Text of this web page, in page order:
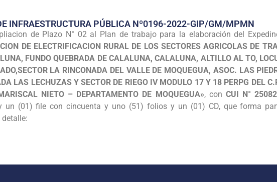
INFRAESTRUCTURA PÚBLICA Nº0196-2022-GIP/GM/MPMN
de Plazo N° 02 al Plan de trabajo para la elaboración del
DE ELECTRIFICACION RURAL DE LOS SECTORES AGRICOLAS DE
FUNDO QUEBRADA DE CALALUNA, CALALUNA, ALTILLO AL TO,
LA RINCONADA DEL VALLE DE MOQUEGUA, ASOC. LAS
LAS LECHUZAS Y SECTOR DE RIEGO IV MODULO 17 Y 18 PERPG DEL
NIETO – DEPARTAMENTO DE MOQUEGUA», con CUI N°
un (01) file con cincuenta y uno (51) folios y un (01) CD, que forma